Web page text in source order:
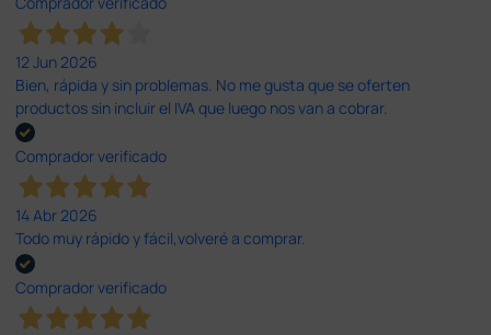
12 Jun 2026
Bien, rápida y sin problemas. No me gusta que se oferten
productos sin incluir el IVA que luego nos van a cobrar.
Comprador verificado
14 Abr 2026
Todo muy rápido y fácil,volveré a comprar.
Comprador verificado